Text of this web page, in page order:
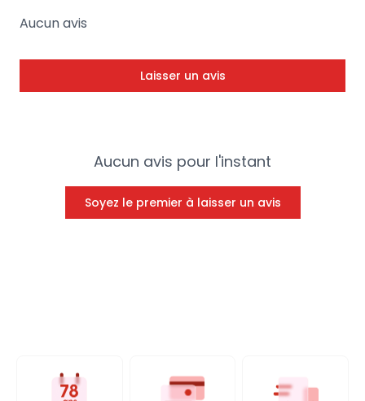
Aucun avis pour l'instant
Soyez le premier à laisser un avis
Aucun avis
Laisser un avis